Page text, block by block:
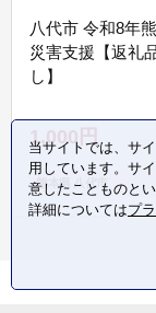
八代市 令和8年
災害支援【返礼
し】
1,000円
熊本県 八代市
当サイトでは、サ
用しています。サ
意したことものとい
詳細についてはプ